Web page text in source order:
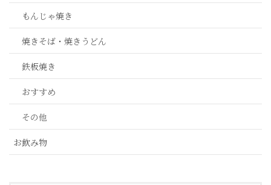
もんじゃ焼き
焼きそば・焼きうどん
鉄板焼き
おすすめ
その他
お飲み物